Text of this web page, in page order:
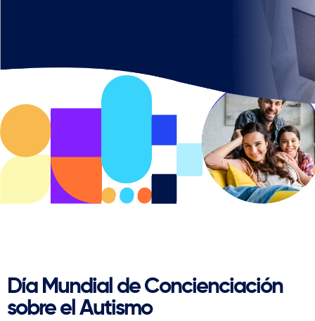
Día Mundial de Concienciación
sobre el Autismo